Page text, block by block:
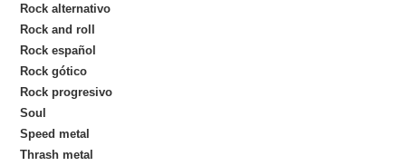
Rock alternativo
Rock and roll
Rock español
Rock gótico
Rock progresivo
Soul
Speed metal
Thrash metal